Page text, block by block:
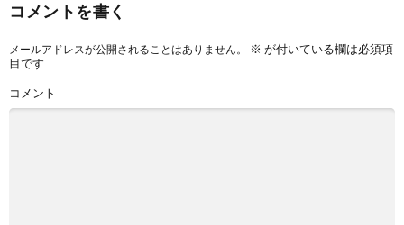
コメントを書く
メールアドレスが公開されることはありません。 ※ が付いている欄は必須項
目です
コメント